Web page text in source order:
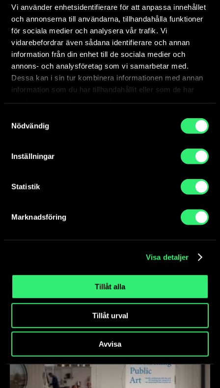
Vi använder enhetsidentifierare för att anpassa innehållet
och annonserna till användarna, tillhandahålla funktioner
för sociala medier och analysera vår trafik. Vi
vidarebefordrar även sådana identifierare och annan
information från din enhet till de sociala medier och
annons- och analysföretag som vi samarbetar med.
Dessa kan i sin tur kombinera informationen med annan
information som du har tillhandahållit eller som de har
Nödvändig
Inställningar
Statistik
Marknadsföring
Visa detaljer
Tillåt alla
Tillåt urval
Avvisa
konstråd med kommuner och regioner i
stadsutvecklingsprojekt. Projekten drivs av
respektive...
Lokala konstprojekt
genusfrågor i online-spelvärlden är några av